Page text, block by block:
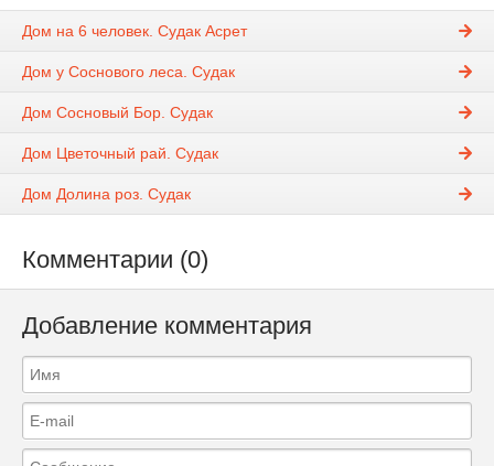
Дом на 6 человек. Судак Асрет
Дом у Соснового леса. Судак
Дом Сосновый Бор. Судак
Дом Цветочный рай. Судак
Дом Долина роз. Судак
Комментарии (0)
Добавление комментария